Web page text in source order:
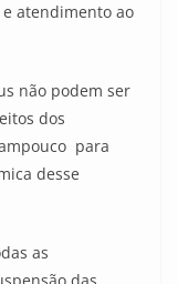
atendimento ao
não podem ser
dos
para
desse
as